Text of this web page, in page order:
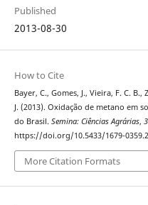
Published
2013-08-30
How to Cite
Bayer, C., Gomes, J., Vieira, F. C.
J. (2013). Oxidação de metano em
do Brasil. Semina: Ciências Agrárias,
https://doi.org/10.5433/1679-
More Citation Formats